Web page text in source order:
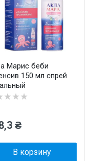
Марис беби
150 мл спрей
₴
В корзину